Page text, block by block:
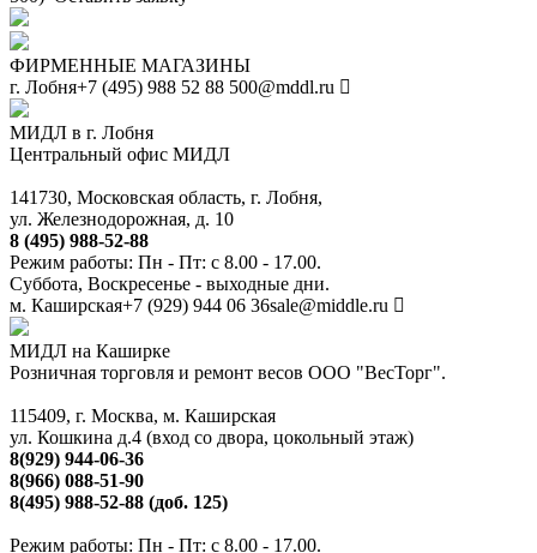
ФИРМЕННЫЕ МАГАЗИНЫ
г. Лобня+7 (495) 988 52 88 500@mddl.ru
МИДЛ в г. Лобня
Центральный офис МИДЛ
141730, Московская область, г. Лобня,
ул. Железнодорожная, д. 10
8 (495) 988-52-88
Режим работы: Пн - Пт: с 8.00 - 17.00.
Суббота, Воскресенье - выходные дни.
м. Каширская+7 (929) 944 06 36sale@middle.ru
МИДЛ на Каширке
Розничная торговля и ремонт весов ООО "ВесТорг".
115409, г. Москва, м. Каширская
ул. Кошкина д.4 (вход со двора, цокольный этаж)
8(929) 944-06-36
8(966) 088-51-90
8(495) 988-52-88 (доб. 125)
Режим работы: Пн - Пт: с 8.00 - 17.00.